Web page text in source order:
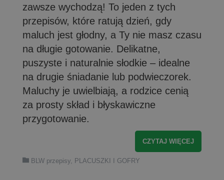
zawsze wychodzą! To jeden z tych
przepisów, które ratują dzień, gdy
maluch jest głodny, a Ty nie masz czasu
na długie gotowanie. Delikatne,
puszyste i naturalnie słodkie – idealne
na drugie śniadanie lub podwieczorek.
Maluchy je uwielbiają, a rodzice cenią
za prosty skład i błyskawiczne
przygotowanie.
CZYTAJ WIĘCEJ
BLW przepisy, PLACUSZKI I GOFRY